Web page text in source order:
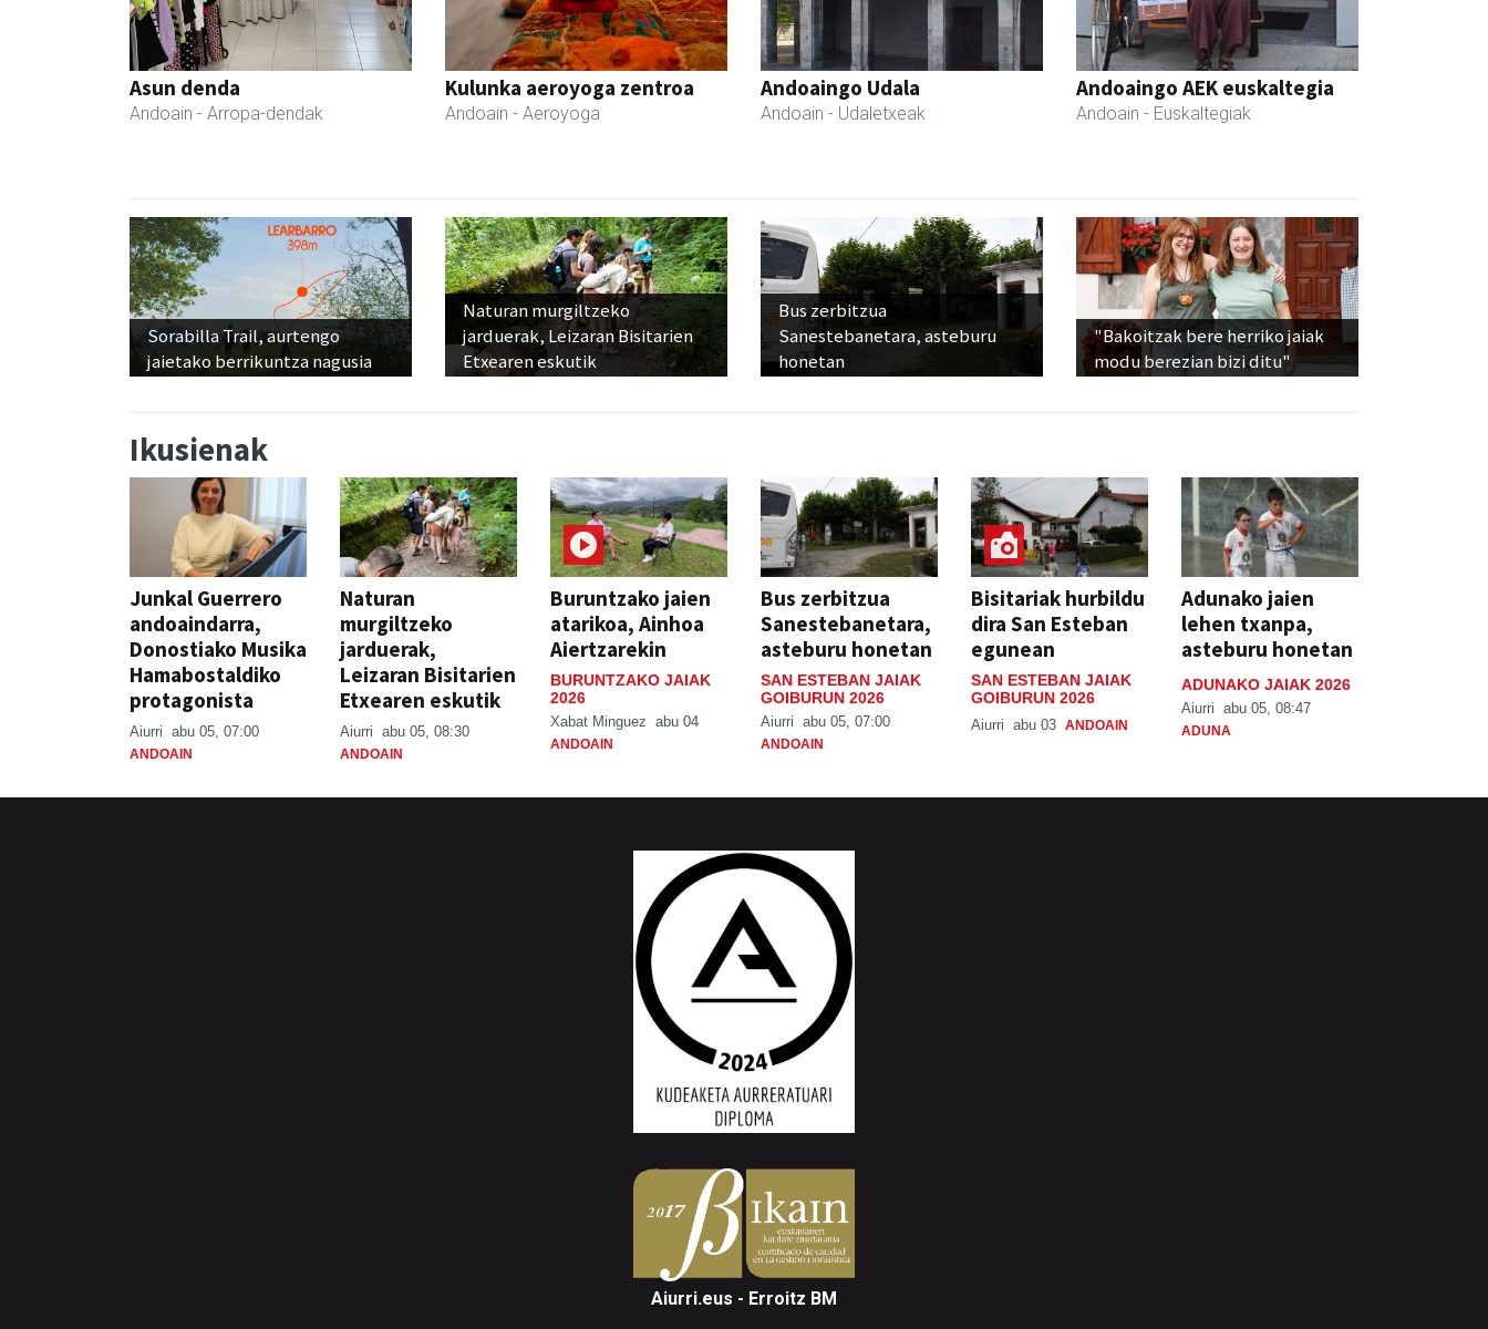
Asun denda
Andoain - Arropa-dendak
Kulunka aeroyoga zentroa
Andoain - Aeroyoga
Andoaingo Udala
Andoain - Udaletxeak
Andoaingo AEK euskaltegia
Andoain - Euskaltegiak
Sorabilla Trail, aurtengo
jaietako berrikuntza nagusia
Naturan murgiltzeko
jarduerak, Leizaran Bisitarien
Etxearen eskutik
Bus zerbitzua
Sanestebanetara, asteburu
honetan
"Bakoitzak bere herriko jaiak
modu berezian bizi ditu"
Ikusienak
Junkal Guerrero
andoaindarra,
Donostiako Musika
Hamabostaldiko
protagonista
Aiurri abu 05, 07:00
ANDOAIN
Naturan
murgiltzeko
jarduerak,
Leizaran Bisitarien
Etxearen eskutik
Aiurri abu 05, 08:30
ANDOAIN
Buruntzako jaien
atarikoa, Ainhoa
Aiertzarekin
BURUNTZAKO JAIAK
2026
Xabat Minguez abu 04
ANDOAIN
Bus zerbitzua
Sanestebanetara,
asteburu honetan
SAN ESTEBAN JAIAK
GOIBURUN 2026
Aiurri abu 05, 07:00
ANDOAIN
Bisitariak hurbildu
dira San Esteban
egunean
SAN ESTEBAN JAIAK
GOIBURUN 2026
Aiurri abu 03 ANDOAIN
Adunako jaien
lehen txanpa,
asteburu honetan
ADUNAKO JAIAK 2026
Aiurri abu 05, 08:47
ADUNA
Aiurri.eus - Erroitz BM